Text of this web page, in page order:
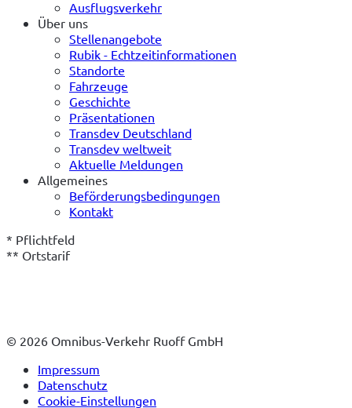
Ausflugsverkehr
Über uns
Stellenangebote
Rubik - Echtzeitinformationen
Standorte
Fahrzeuge
Geschichte
Präsentationen
Transdev Deutschland
Transdev weltweit
Aktuelle Meldungen
Allgemeines
Beförderungsbedingungen
Kontakt
* Pflichtfeld
** Ortstarif
© 2026 Omnibus-Verkehr Ruoff GmbH
Impressum
Datenschutz
Cookie-Einstellungen